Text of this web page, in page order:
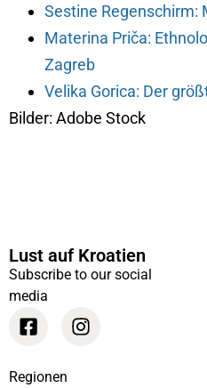
Sestine Regenschirm:
Materina Priča:
Zagreb
Velika Gorica: Der
Bilder: Adobe Stock
Lust auf Kroatien
Subscribe to our social
media
Regionen